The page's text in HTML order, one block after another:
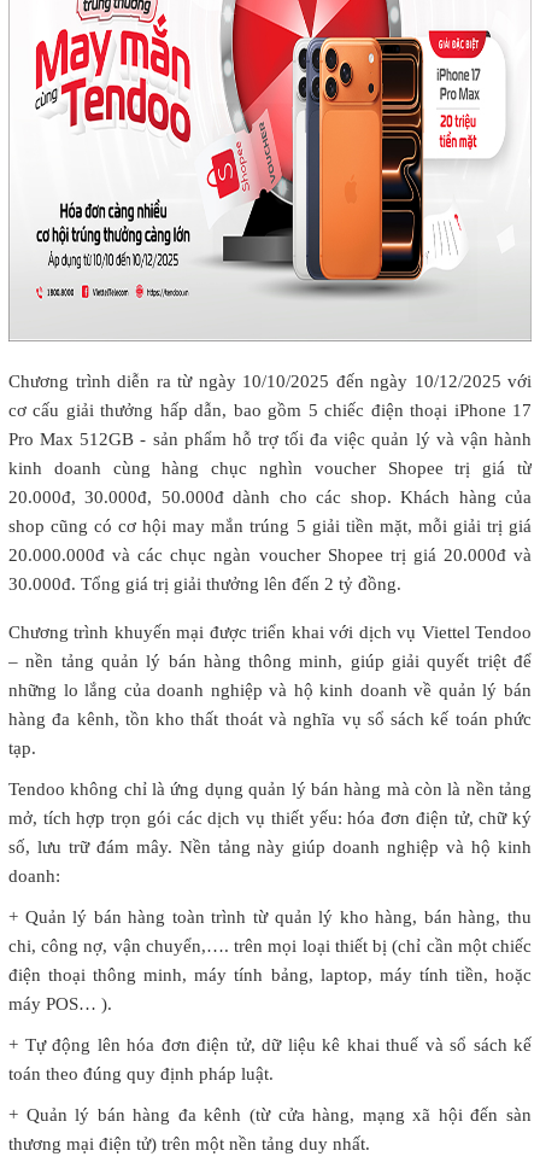
Chương trình diễn ra từ ngày 10/10/2025 đến ngày 10/12/2025 với
cơ cấu giải thưởng hấp dẫn, bao gồm 5 chiếc điện thoại iPhone 17
Pro Max 512GB - sản phẩm hỗ trợ tối đa việc quản lý và vận hành
kinh doanh cùng hàng chục nghìn voucher Shopee trị giá từ
20.000đ, 30.000đ, 50.000đ dành cho các shop. Khách hàng của
shop cũng có cơ hội may mắn trúng 5 giải tiền mặt, mỗi giải trị giá
20.000.000đ và các chục ngàn voucher Shopee trị giá 20.000đ và
30.000đ. Tổng giá trị giải thưởng lên đến 2 tỷ đồng.
Chương trình khuyến mại được triển khai với dịch vụ Viettel Tendoo
– nền tảng quản lý bán hàng thông minh, giúp giải quyết triệt để
những lo lắng của doanh nghiệp và hộ kinh doanh về quản lý bán
hàng đa kênh, tồn kho thất thoát và nghĩa vụ sổ sách kế toán phức
tạp.
Tendoo không chỉ là ứng dụng quản lý bán hàng mà còn là nền tảng
mở, tích hợp trọn gói các dịch vụ thiết yếu: hóa đơn điện tử, chữ ký
số, lưu trữ đám mây. Nền tảng này giúp doanh nghiệp và hộ kinh
doanh:
+ Quản lý bán hàng toàn trình từ quản lý kho hàng, bán hàng, thu
chi, công nợ, vận chuyển,…. trên mọi loại thiết bị (chỉ cần một chiếc
điện thoại thông minh, máy tính bảng, laptop, máy tính tiền, hoặc
máy POS… ).
+ Tự động lên hóa đơn điện tử, dữ liệu kê khai thuế và sổ sách kế
toán theo đúng quy định pháp luật.
+ Quản lý bán hàng đa kênh (từ cửa hàng, mạng xã hội đến sàn
thương mại điện tử) trên một nền tảng duy nhất.